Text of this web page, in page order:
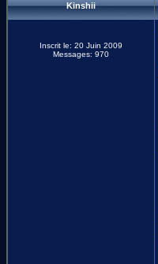
Kinshii
Inscrit le: 20 Juin 2009
Messages: 970